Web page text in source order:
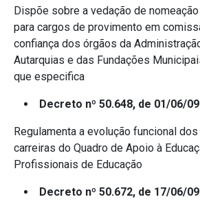
Dispõe sobre a vedação de
para cargos de provimento em
confiança dos órgãos da
Autarquias e das Fundações
que especifica
Decreto nº 50.648, de 01/06/09
Regulamenta a evolução funcional
carreiras do Quadro de Apoio à
Profissionais de Educação
Decreto nº 50.672, de 17/06/09